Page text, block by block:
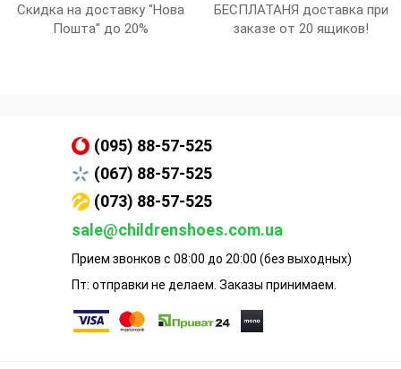
Скидка на доставку "Нова
Пошта" до 20%
БЕСПЛАТАНЯ доставка при
заказе от 20 ящиков!
(095) 88-57-525
(067) 88-57-525
(073) 88-57-525
sale@childrenshoes.com.ua
Прием звонков с 08:00 до 20:00 (без выходных)
Пт: отправки не делаем. Заказы принимаем.